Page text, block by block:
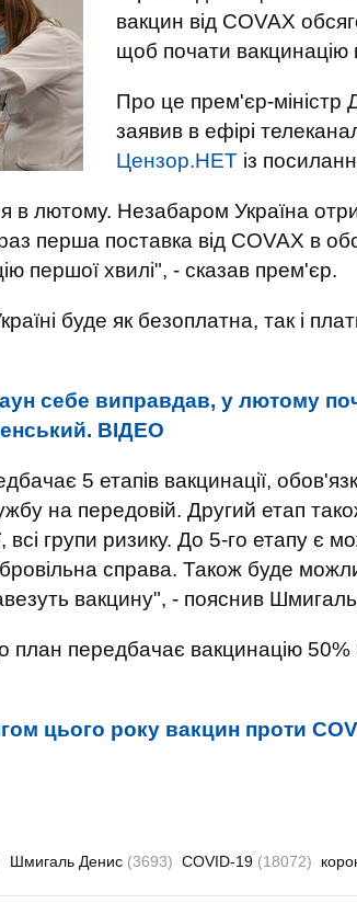
вакцин від COVAX
щоб почати вакцинацію
Про це прем'єр-міністр
заявив в ефірі
Цензор.НЕТ із
в лютому. Незабаром Україна
перша поставка від COVAX в
першої хвилі", - сказав прем'єр.
буде як безоплатна, так і
себе виправдав, у лютому
ВIДЕО
5 етапів вакцинації,
на передовій. Другий етап
всі групи ризику. До 5-го етапу є
справа. Також буде
вакцину", - пояснив
план передбачає вакцинацію
цього року вакцин проти
Шмигаль Денис (3693) COVID-19 (18072)